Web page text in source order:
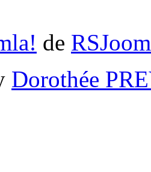
de
Dorothée